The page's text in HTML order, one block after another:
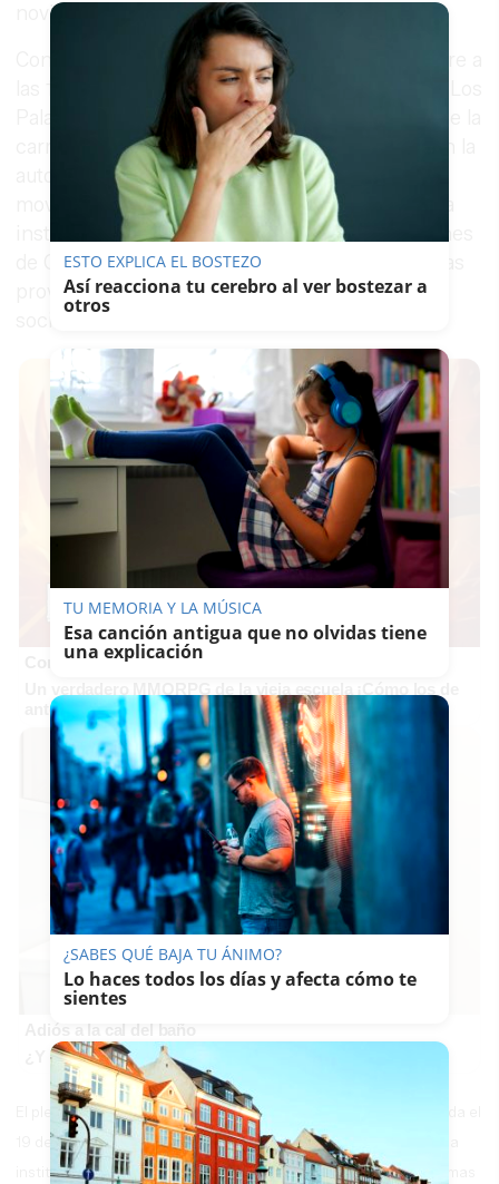
noviembre.
Concentración el próximo jueves 3 de noviembre a
las 17:00 horas en la plaza del Ayuntamiento de Los
Palacios Villafranca para reclamar el desdoble de la
carretera nacional IV y la supresión del peaje en la
autopista AP-4. Se trata de una nueva
movilización que ha sido convocada por la mesa
institucional en la que convergen las diputaciones
de Cádiz y la de Sevilla, Ayuntamientos de ambas
provincias, UGT, CCOO y diferentes agentes
sociales.
Corepunk MMORPG
antes, pero mejor!
Adiós a la cal del baño
¿Y si pudieras eliminar la cal del baño sin esfuerzo?
El pleno de la Diputación de Cádiz, en su última sesión celebrada el
19 de octubre, acordó respaldar las reivindicaciones de la mesa
institucional. Diputación también ha participado en las dos últimas
ESTO EXPLICA EL BOSTEZO
Así reacciona tu cerebro al ver bostezar a
otros
TU MEMORIA Y LA MÚSICA
Esa canción antigua que no olvidas tiene
una explicación
¿SABES QUÉ BAJA TU ÁNIMO?
Lo haces todos los días y afecta cómo te
sientes